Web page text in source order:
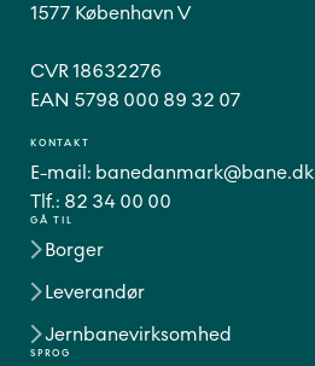
GÅ TIL
Borger
Leverandør
Jernbanevirksomhed
SPROG
1577 København V
CVR 18632276
EAN 5798 000 89 32 07
KONTAKT
E-mail: banedanmark@bane.dk
Tlf.: 82 34 00 00